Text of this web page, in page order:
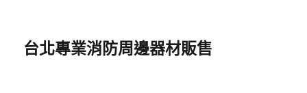
台北專業消防周邊器材販售